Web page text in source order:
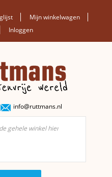
Mijn winkelwagen
Inloggen
info@ruttmans.nl